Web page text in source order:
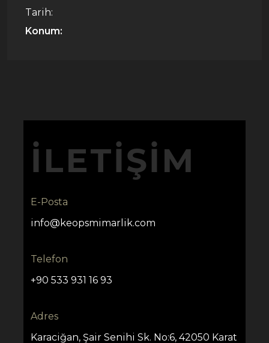
Tarih:
Konum:
İLETIŞIM
E-Posta
info@keopsmimarlik.com
Telefon
+90 533 931 16 93
Adres
Karaciğan, Şair Senihi Sk. No:6, 42050 Karat